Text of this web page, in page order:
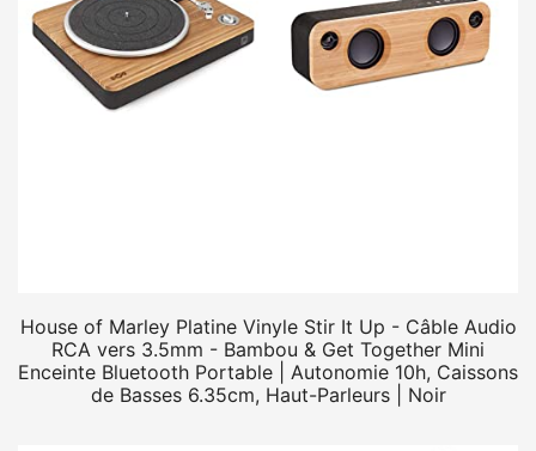
House of Marley Platine Vinyle Stir It Up - Câble Audio
RCA vers 3.5mm - Bambou & Get Together Mini
Enceinte Bluetooth Portable | Autonomie 10h, Caissons
de Basses 6.35cm, Haut-Parleurs | Noir